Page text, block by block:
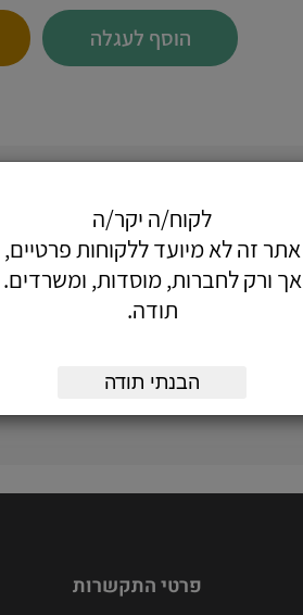
הוסף לעגלה
פרטי התקשרות
לקוח/ה יקר/ה
אתר זה לא מיועד ללקוחות פרטיים,
אך ורק לחברות, מוסדות, ומשרדים.
תודה.
הבנתי תודה